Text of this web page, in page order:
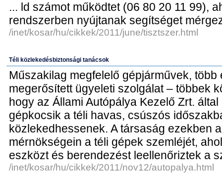
... ld számot működtet (06 80 20 11 99),
rendszerben nyújtanak segítséget
/inet/kosar/hu/cikkek/2011/june/tisztszer.html
Téli közlekedésbiztonsági tanácsok
Műszakilag megfelelő gépjárművek, több
megerősített ügyeleti szolgálat – többek
hogy az Állami Autópálya Kezelő Zrt.
gépkocsik a téli havas, csúszós
közlekedhessenek. A társaság ezekben
mérnökségein a téli gépek szemléjét,
eszközt és berendezést leellenőriztek a
/inet/kosar/hu/cikkek/2011/nov12/autopalya.html